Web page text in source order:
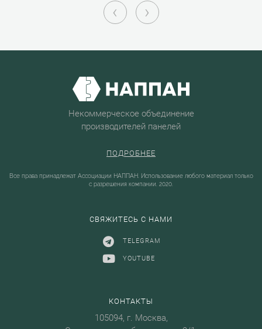
‹ ›
Некоммерческое объединение
производителей панелей
ПОДРОБНЕЕ
Все права принадлежат Ассоциации НАППАН. Использование любого материал только
с разрешения компании. 2020.
СВЯЖИТЕСЬ С НАМИ
TELEGRAM
YOUTUBE
КОНТАКТЫ
105094, г. Москва,